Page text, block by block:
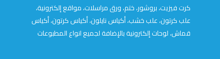
كرت فيزيت، بروشور، ختم، ورق مراسلات، مواقع إلكترونية،
علب كرتون، علب خشب، أكياس نايلون، أكياس كرتون، أكياس
قماش، لوحات إلكترونية بالإضافة لجميع انواع المطبوعات